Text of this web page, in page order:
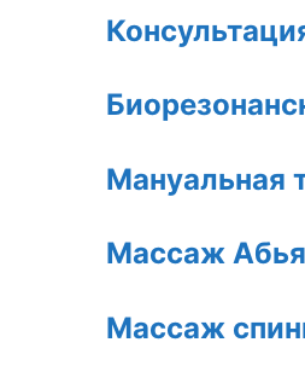
Мануальная
Массаж
Массаж